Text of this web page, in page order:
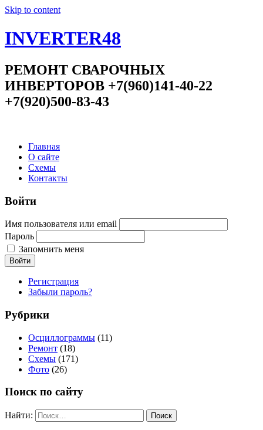
Skip to content
INVERTER48
РЕМОНТ СВАРОЧНЫХ
ИНВЕРТОРОВ +7(960)141-40-22
+7(920)500-83-43
Главная
О сайте
Схемы
Контакты
Войти
Имя пользователя или email
Пароль
Запомнить меня
Войти
Регистрация
Забыли пароль?
Рубрики
Осциллограммы (11)
Ремонт (18)
Схемы (171)
Фото (26)
Поиск по сайту
Найти: